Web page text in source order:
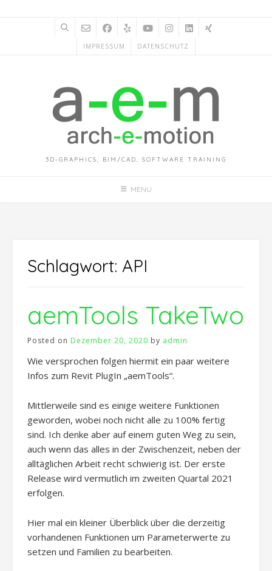
IMPRESSUM DATENSCHUTZ
3D-GRAPHICS, BIM/CAD, SOFTWARE TRAINING
MENU
Schlagwort: API
aemTools TakeTwo
Posted on Dezember 20, 2020 by admin
Wie versprochen folgen hiermit ein paar weitere
Infos zum Revit PlugIn „aemTools“.
Mittlerweile sind es einige weitere Funktionen
geworden, wobei noch nicht alle zu 100% fertig
sind. Ich denke aber auf einem guten Weg zu sein,
auch wenn das alles in der Zwischenzeit, neben der
alltäglichen Arbeit recht schwierig ist. Der erste
Release wird vermutlich im zweiten Quartal 2021
erfolgen.
Hier mal ein kleiner Überblick über die derzeitig
vorhandenen Funktionen um Parameterwerte zu
setzen und Familien zu bearbeiten.